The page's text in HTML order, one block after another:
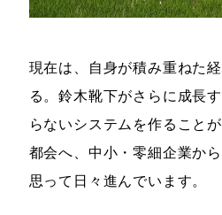
現在は、自身が積み重ねた
る。鈴木靴下がさらに成長
らないシステムを作ること
都会へ、中小・零細企業か
思って日々進んでいます。